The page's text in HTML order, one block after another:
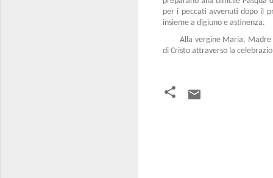
per i peccati avvenuti dopo il
insieme a digiuno e astinenza.
Alla vergine Maria,
di Cristo attraverso la